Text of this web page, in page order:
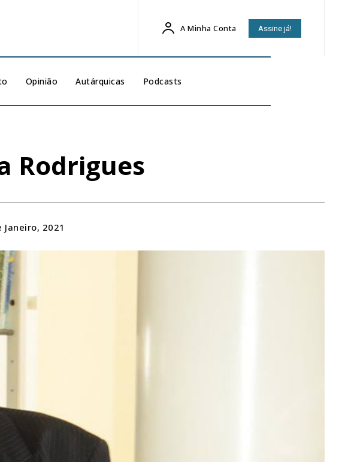
A Minha Conta Assine já!
Opinião Autárquicas Podcasts
Rodrigues
Janeiro, 2021